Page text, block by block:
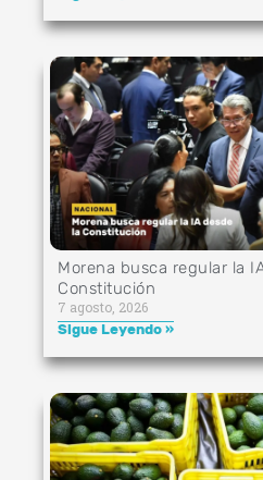
Morena busca regular la
Constitución
7 agosto, 2026
Sigue Leyendo »